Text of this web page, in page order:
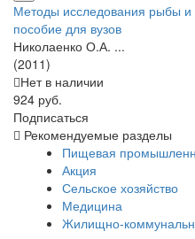
Методы исследования рыбы
пособие для вузов
Николаенко О.А. ...
(2011)
Нет в наличии
924 руб.
Подписаться
Рекомендуемые разделы
Пищевая
Акция
Сельское хозяйство
Медицина
Жилищно-